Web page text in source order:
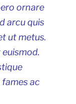
ornare
arcu quis
ut metus.
ac